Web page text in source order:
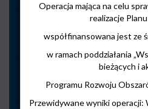
UWAGA!
Smart Village
Operacja mająca na celu
realizacje
współfinansowana jest ze
w ramach poddziałania
bieżących i
Programu Rozwoju
Przewidywane wyniki